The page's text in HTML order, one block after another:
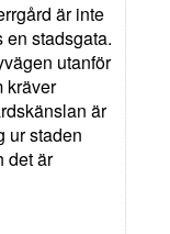
är inte
stadsgata.
utanför
kräver
är
ur staden
det är